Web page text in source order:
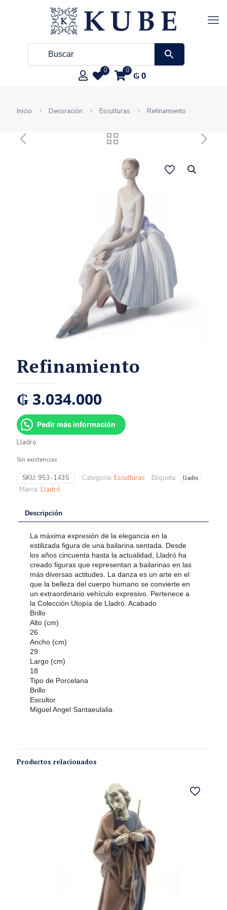
0 0 ₲0
Inicio Decoración Esculturas Refinamiento
Refinamiento
₲ 3.034.000
Pedir más información
Lladro
Sin existencias
SKU: 953-1435 Categoría: Esculturas Etiqueta: lladro
Marca: Lladró
Descripción
La máxima expresión de la elegancia en la
estilizada figura de una bailarina sentada. Desde
los años cincuenta hasta la actualidad, Lladró ha
creado figuras que representan a bailarinas en las
más diversas actitudes. La danza es un arte en el
que la belleza del cuerpo humano se convierte en
un extraordinario vehículo expresivo. Pertenece a
la Colección Utopía de Lladró. Acabado
Brillo
Alto (cm)
26
Ancho (cm)
29
Largo (cm)
18
Tipo de Porcelana
Brillo
Escultor
Miguel Angel Santaeulalia
Productos relacionados